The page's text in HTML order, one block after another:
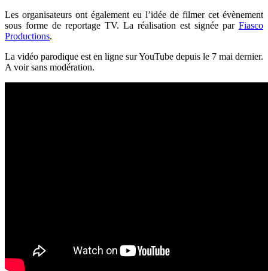
Les organisateurs ont également eu l’idée de filmer cet évènement
sous forme de reportage TV. La réalisation est signée par Fiasco
Productions.
La vidéo parodique est en ligne sur YouTube depuis le 7 mai dernier.
A voir sans modération.